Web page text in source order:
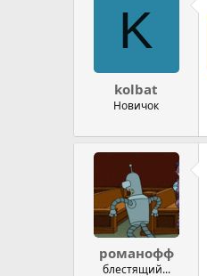
K
kolbat
Новичок
романофф
блестящий...